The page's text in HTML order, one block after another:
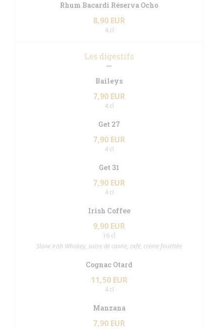
Rhum Bacardi Réserva Ocho
8,90 EUR
4 cl
Les digestifs
Baileys
7,90 EUR
4 cl
Get 27
7,90 EUR
4 cl
Get 31
7,90 EUR
4 cl
Irish Coffee
9,90 EUR
16 cl
Slane Irish Whiskey, sucre de canne, café, crème fouettée
Cognac Otard
11,50 EUR
4 cl
Manzana
7,90 EUR